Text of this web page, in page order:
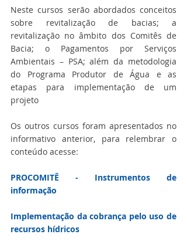
Neste cursos serão abordados conceitos
sobre revitalização de bacias; a
revitalização no âmbito dos Comitês de
Bacia; o Pagamentos por Serviços
Ambientais – PSA; além da metodologia
do Programa Produtor de Água e as
etapas para implementação de um
projeto
Os outros cursos foram apresentados no
informativo anterior, para relembrar o
conteúdo acesse:
PROCOMITÊ - Instrumentos de
informação
Implementação da cobrança pelo uso de
recursos hídricos